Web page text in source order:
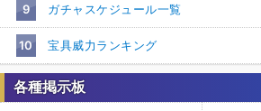
9 ガチャスケジュール一覧
10 宝具威力ランキング
各種掲示板